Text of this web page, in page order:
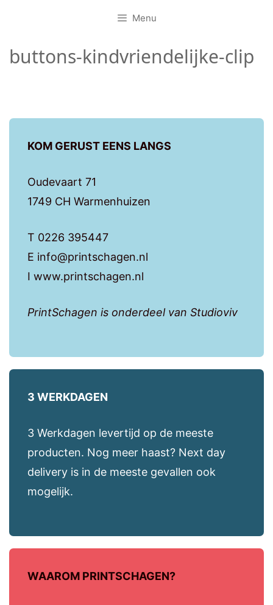
Menu
buttons-kindvriendelijke-clip
KOM GERUST EENS LANGS
Oudevaart 71
1749 CH Warmenhuizen
T 0226 395447
E info@printschagen.nl
I www.printschagen.nl
PrintSchagen is onderdeel van Studioviv
3 WERKDAGEN
3 Werkdagen levertijd op de meeste
producten. Nog meer haast? Next day
delivery is in de meeste gevallen ook
mogelijk.
WAAROM PRINTSCHAGEN?